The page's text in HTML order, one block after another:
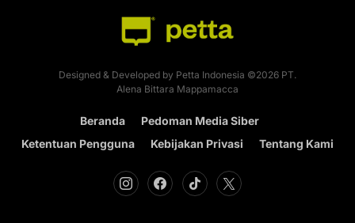
Designed & Developed by Petta Indonesia ©2026 PT.
Alena Bittara Mappamacca
Beranda
Pedoman Media Siber
Ketentuan Pengguna
Kebijakan Privasi Tentang Kami